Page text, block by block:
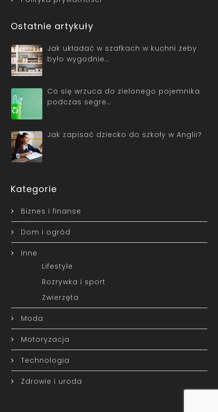
Ostatnie artykuły
Jak układać w szafkach w kuchni żeby
było wygodnie…
Co się wrzuca do zielonego pojemnika
podczas segre…
Jak zapisać dziecko do szkoły w Anglii?
Kategorie
Biznes i finanse
Dom i ogród
Inne
Lifestyle
Rozrywka i sport
Zwierzęta
Moda
Motoryzacja
Technologia
Zdrowie i uroda